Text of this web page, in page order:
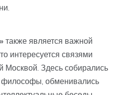
также является важной
интересуется связями
Москвой. Здесь собирались
философы, обменивались